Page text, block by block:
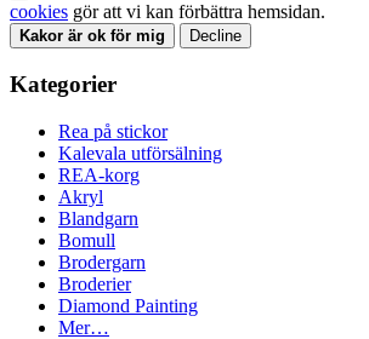
cookies gör att vi kan förbättra hemsidan.
Kakor är ok för mig Decline
Kategorier
Rea på stickor
Kalevala utförsälning
REA-korg
Akryl
Blandgarn
Bomull
Brodergarn
Broderier
Diamond Painting
Mer…